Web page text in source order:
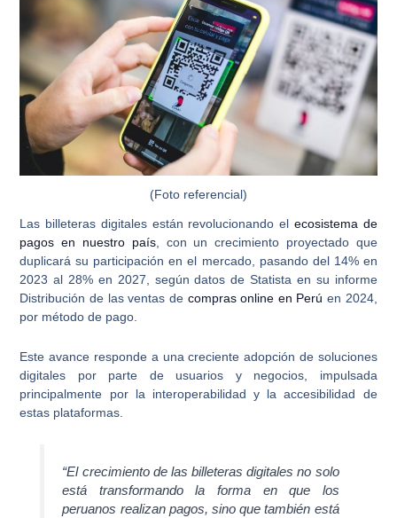
(Foto referencial)
Las billeteras digitalesestán revolucionando el ecosistema de
pagos en nuestro país, con un crecimiento proyectado que
duplicará su participación en el mercado, pasando del 14% en
2023 al 28% en 2027 , según datos de Statista en su informe
Distribución de las ventas de compras online en Perú en 2024,
por método de pago.
Este avance responde a una creciente adopción de soluciones
digitales por parte de usuarios y negocios, impulsada
principalmente por la interoperabilidad y la accesibilidad de
estas plataformas.
“El crecimiento de las billeteras digitales no solo
está transformando la forma en que los
peruanos realizan pagos, sino que también está